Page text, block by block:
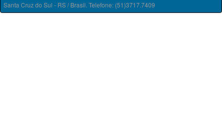
Santa Cruz do Sul - RS / Brasil. Telefone: (51)3717.7409